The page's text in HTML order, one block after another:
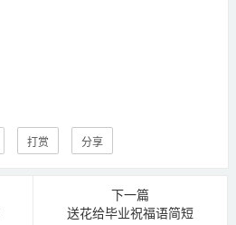
打赏 分享
下一篇
送花给毕业祝福语简短